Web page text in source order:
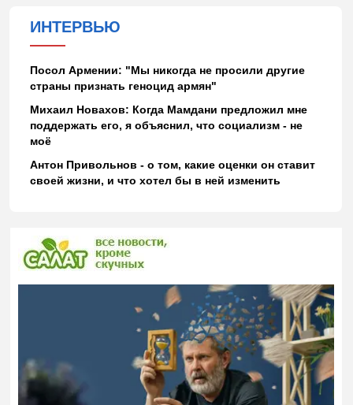
ИНТЕРВЬЮ
Посол Армении: "Мы никогда не просили другие
страны признать геноцид армян"
Михаил Новахов: Когда Мамдани предложил мне
поддержать его, я объяснил, что социализм - не
моё
Антон Привольнов - о том, какие оценки он ставит
своей жизни, и что хотел бы в ней изменить